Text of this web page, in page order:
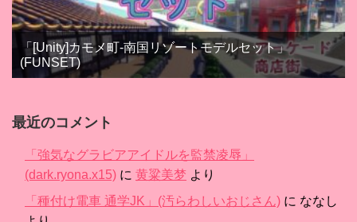
「[Unity]カモメ町-南国リゾートモデルセット」
(FUNSET)
最近のコメント
「強気なグラビアアイドルを監禁凌辱」
(dark.ryona.x15) に 黄粱美梦 より
「種付け電車 通学JK」(汚らわしいおじさん) に ななし